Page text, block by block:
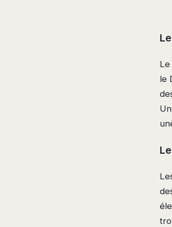
le